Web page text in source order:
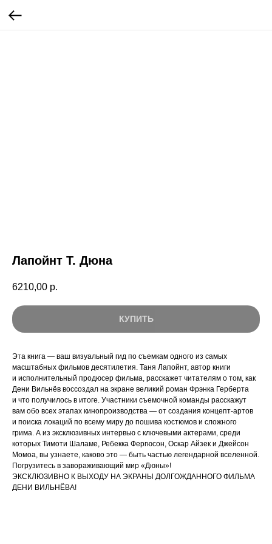
Лапойнт Т. Дюна
6210,00 р.
КУПИТЬ
Эта книга — ваш визуальный гид по съемкам одного из самых
масштабных фильмов десятилетия. Таня Лапойнт, автор книги
и исполнительный продюсер фильма, расскажет читателям о том, как
Дени Вильнёв воссоздал на экране великий роман Фрэнка Герберта
и что получилось в итоге. Участники съемочной команды расскажут
вам обо всех этапах кинопроизводства — от создания концепт-артов
и поиска локаций по всему миру до пошива костюмов и сложного
грима. А из эксклюзивных интервью с ключевыми актерами, среди
которых Тимоти Шаламе, Ребекка Фергюсон, Оскар Айзек и Джейсон
Момоа, вы узнаете, каково это — быть частью легендарной вселенной.
Погрузитесь в завораживающий мир «Дюны»!
ЭКСКЛЮЗИВНО К ВЫХОДУ НА ЭКРАНЫ ДОЛГОЖДАННОГО ФИЛЬМА
ДЕНИ ВИЛЬНЁВА!